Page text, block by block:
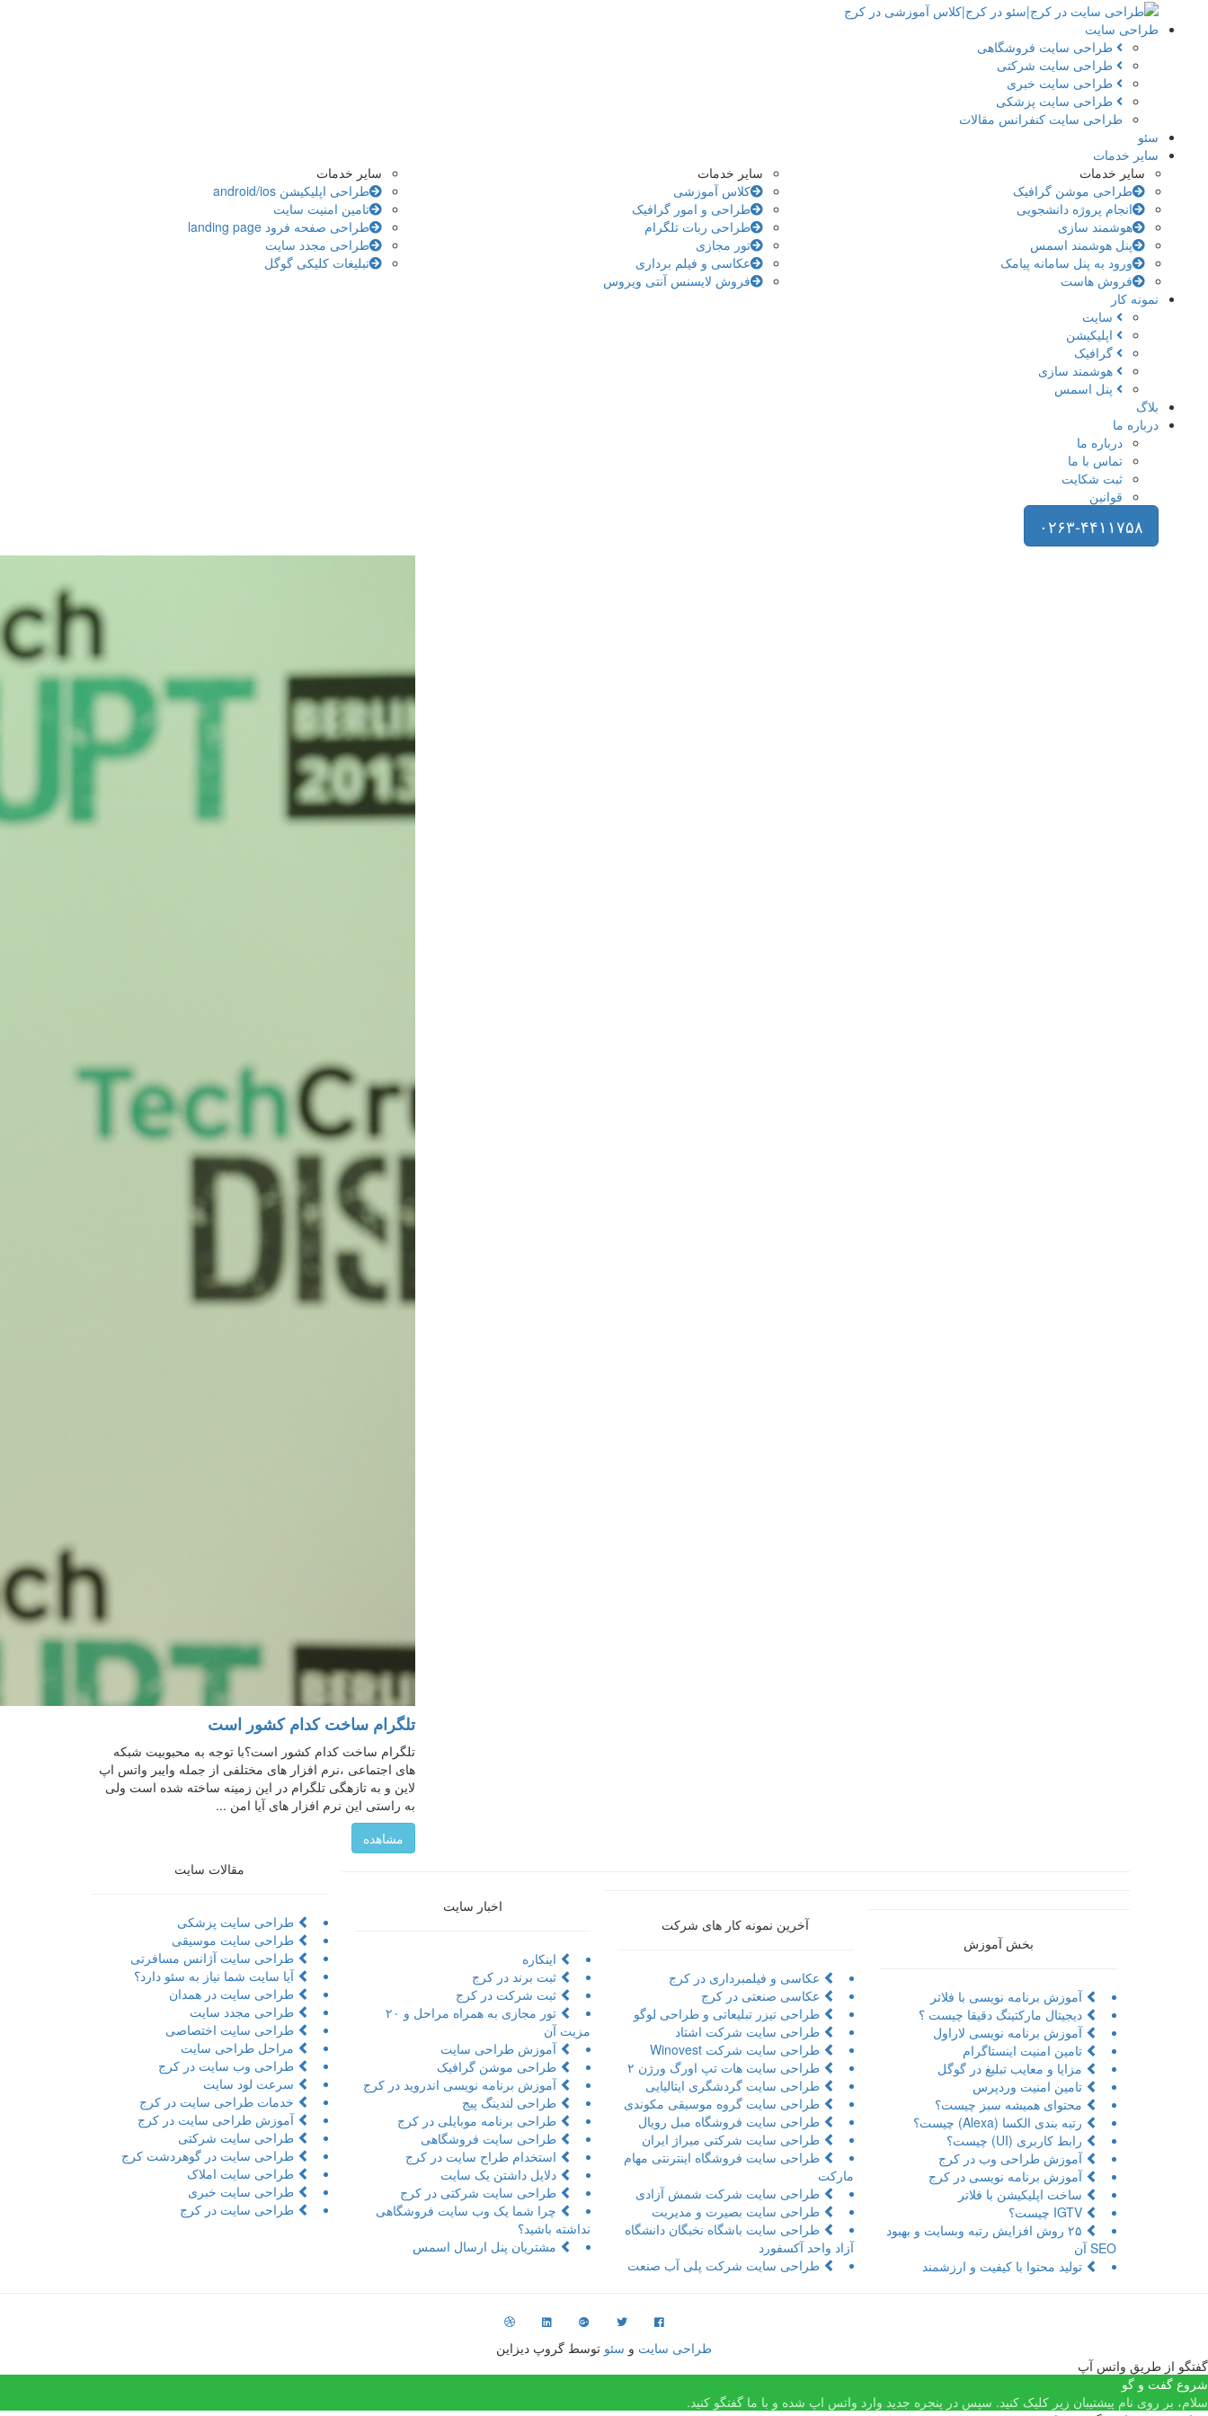
طراحی سایت
طراحی سایت فروشگاهی
طراحی سایت شرکتی
طراحی سایت خبری
طراحی سایت پزشکی
طراحی سایت کنفرانس مقالات
سئو
سایر خدمات
سایر خدمات
طراحی اپلیکیشن android/ios
تامین امنیت سایت
طراحی صفحه فرود landing page
طراحی مجدد سایت
تبلیغات کلیکی گوگل
سایر خدمات
کلاس آموزشی
طراحی و امور گرافیک
طراحی ربات تلگرام
تور مجازی
عکاسی و فیلم برداری
فروش لایسنس آنتی ویروس
سایر خدمات
طراحی موشن گرافیک
انجام پروژه دانشجویی
هوشمند سازی
پنل هوشمند اسمس
ورود به پنل سامانه پیامک
فروش هاست
نمونه کار
سایت
اپلیکیشن
گرافیک
هوشمند سازی
پنل اسمس
بلاگ
درباره ما
درباره ما
تماس با ما
ثبت شکایت
قوانین
۰۲۶۳-۴۴۱۱۷۵۸
تلگرام ساخت کدام کشور است
تلگرام ساخت کدام کشور است؟با توجه به محبوبیت شبکه
های اجتماعی ،نرم افزار های مختلفی از جمله وایبر واتس اپ
لاین و به تازهگی تلگرام در این زمینه ساخته شده است ولی
به راستی این نرم افزار های آیا امن ...
مشاهده
مقالات سایت
طراحی سایت پزشکی
طراحی سایت موسیقی
طراحی سایت آژانس مسافرتی
آیا سایت شما نیاز به سئو دارد؟
طراحی سایت در همدان
طراحی مجدد سایت
طراحی سایت اختصاصی
مراحل طراحی سایت
طراحی وب سایت در کرج
سرعت لود سایت
خدمات طراحی سایت در کرج
آموزش طراحی سایت در کرج
طراحی سایت شرکتی
طراحی سایت در گوهردشت کرج
طراحی سایت املاک
طراحی سایت خبری
طراحی سایت در کرج
اخبار سایت
اینکاره
ثبت برند در کرج
ثبت شرکت در کرج
تور مجازی به همراه مراحل و ۲۰
مزیت آن
آموزش طراحی سایت
طراحی موشن گرافیک
آموزش برنامه نویسی اندروید در کرج
طراحی لندینگ پیج
طراحی برنامه موبایلی در کرج
طراحی سایت فروشگاهی
استخدام طراح سایت در کرج
دلایل داشتن یک سایت
طراحی سایت شرکتی در کرج
چرا شما یک وب سایت فروشگاهی
نداشته باشید؟
مشتریان پنل ارسال اسمس
آخرین نمونه کار های شرکت
عکاسی و فیلمبرداری در کرج
عکاسی صنعتی در کرج
طراحی تیزر تبلیعاتی و طراحی لوگو
طراحی سایت شرکت اشتاد
طراحی سایت شرکت Winovest
طراحی سایت هات تپ اورگ ورژن ۲
طراحی سایت گردشگری ایتالیایی
طراحی سایت گروه موسیقی مکوندی
طراحی سایت فروشگاه مبل رویال
طراحی سایت شرکتی میراژ ایران
طراحی سایت فروشگاه اینترنتی مهام
مارکت
طراحی سایت شرکت شمش آزادی
طراحی سایت بصیرت و مدیریت
طراحی سایت باشگاه نخبگان دانشگاه
آزاد واحد آکسفورد
طراحی سایت شرکت پلی آب صنعت
بخش آموزش
آموزش برنامه نویسی با فلاتر
دیجیتال مارکتینگ دقیقا چیست ؟
آموزش برنامه نویسی لاراول
تامین امنیت اینستاگرام
مزایا و معایب تبلیغ در گوگل
تامین امنیت وردپرس
محتوای همیشه سبز چیست؟
رتبه بندی الکسا (Alexa) چیست؟
رابط کاربری (UI) چیست؟
آموزش طراحی وب در کرج
آموزش برنامه نویسی در کرج
ساخت اپلیکیشن با فلاتر
۲۵ روش افزایش رتبه وبسایت و بهبود
SEO آن
تولید محتوا با کیفیت و ارزشمند
طراحی سایت و سئو توسط گروپ دیزاین
گفتگو از طریق واتس آپ
شروع گفت و گو
سلام، بر روی نام پیشتیبان زیر کلیک کنید. سپس در پنجره جدید وارد واتس اپ شده و با ما گفتگو کنید.